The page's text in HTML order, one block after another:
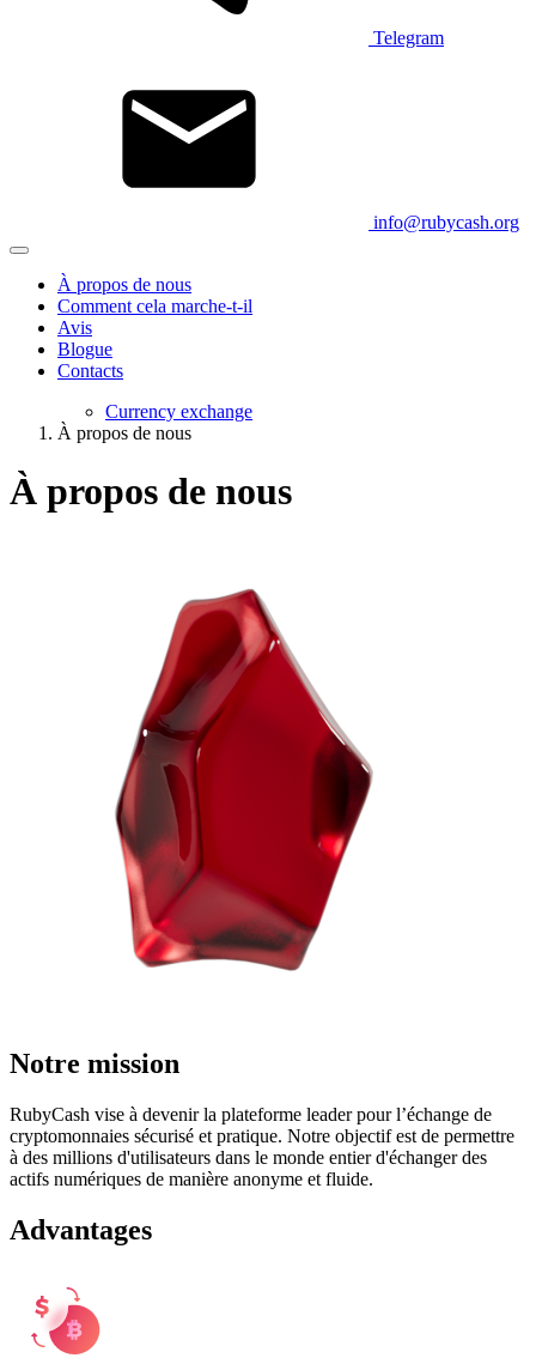
Telegram
info@rubycash.org
À propos de nous
Comment cela marche-t-il
Avis
Blogue
Contacts
Currency exchange
À propos de nous
À propos de nous
Notre mission
RubyCash vise à devenir la plateforme leader pour l’échange de
cryptomonnaies sécurisé et pratique. Notre objectif est de permettre
à des millions d'utilisateurs dans le monde entier d'échanger des
actifs numériques de manière anonyme et fluide.
Advantages